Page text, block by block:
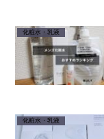
化粧水・乳液
化粧水・乳液